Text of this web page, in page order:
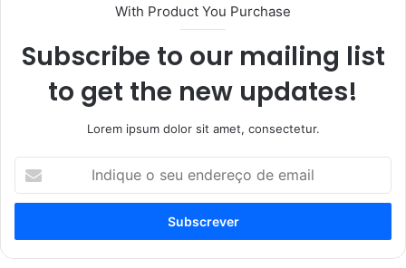
With Product You Purchase
Subscribe to our mailing list
to get the new updates!
Lorem ipsum dolor sit amet, consectetur.
seu
de
email